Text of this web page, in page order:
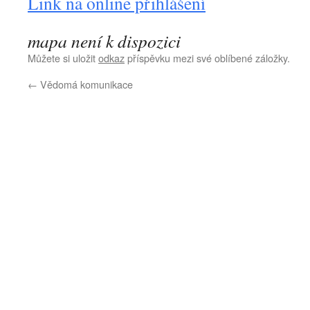
mapa není k dispozici
Můžete si uložitodkazpříspěvku mezi své oblíbené záložky.
← Vědomá komunikace